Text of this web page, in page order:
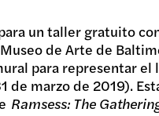
un taller gratuito
de Arte de
para representar
de marzo de 2019).
Ramsess: The